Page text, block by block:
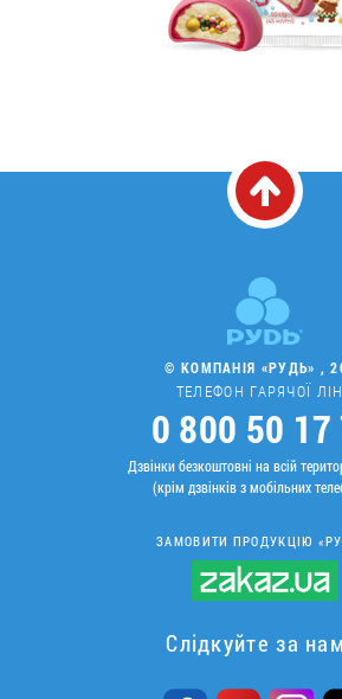
© КОМПАНІЯ «РУДЬ» ,
ТЕЛЕФОН ГАРЯЧОЇ
0 800 50 17
Дзвінки безкоштовні на всій
(крім дзвінків з мобільних
ЗАМОВИТИ ПРОДУКЦІЮ
Слідкуйте за